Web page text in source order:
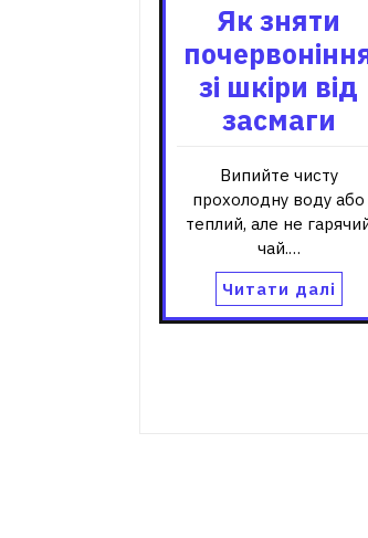
Як зняти
зі шкіри від
засмаги
Випийте чисту
прохолодну воду або
теплий, але не
чай.…
Читати далі